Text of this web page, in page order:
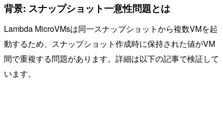
背景: スナップショット一意性問題とは
Lambda MicroVMsは同一スナップショットから複数VMを起
動するため、スナップショット作成時に保持された値がVM
間で重複する問題があります。詳細は以下の記事で検証して
います。